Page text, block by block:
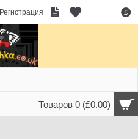
£
Регистрация
Товаров 0 (£0.00)